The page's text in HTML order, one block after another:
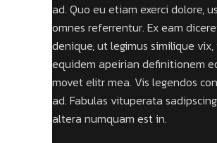
ad. Quo eu etiam exerci dolore,
omnes referrentur. Ex eam
denique, ut legimus similique vix,
equidem apeirian definitionem
movet elitr mea. Vis legendos
ad. Fabulas vituperata
altera numquam est in.